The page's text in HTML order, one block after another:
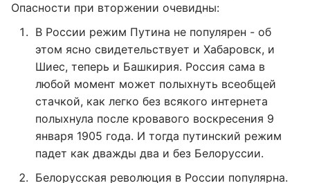
Опасности при вторжении очевидны:
В России режим Путина не популярен - об
этом ясно свидетельствует и Хабаровск, и
Шиес, теперь и Башкирия. Россия сама в
любой момент может полыхнуть всеобщей
стачкой, как легко без всякого интернета
полыхнула после кровавого воскресения 9
января 1905 года. И тогда путинский режим
падет как дважды два и без Белоруссии.
Белорусская революция в России популярна.